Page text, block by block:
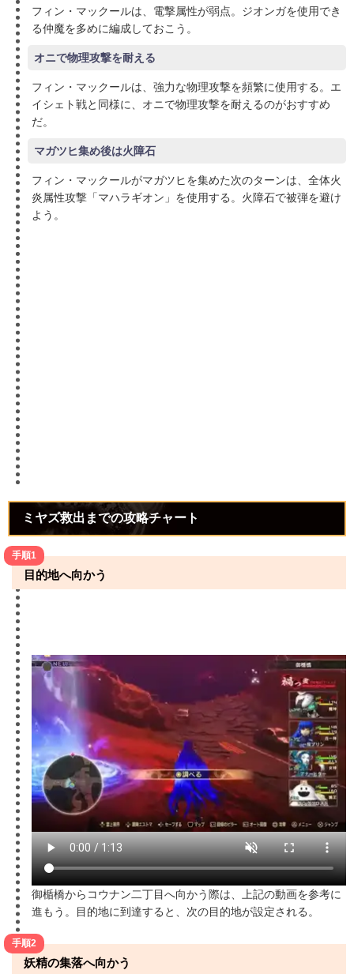
フィン・マックールは、電撃属性が弱点。ジオンガを使用でき
る仲魔を多めに編成しておこう。
オニで物理攻撃を耐える
フィン・マックールは、強力な物理攻撃を頻繁に使用する。エ
イシェト戦と同様に、オニで物理攻撃を耐えるのがおすすめ
だ。
マガツヒ集め後は火障石
フィン・マックールがマガツヒを集めた次のターンは、全体火
炎属性攻撃「マハラギオン」を使用する。火障石で被弾を避け
よう。
ミヤズ救出までの攻略チャート
目的地へ向かう
手順1
御楯橋からコウナン二丁目へ向かう際は、上記の動画を参考に
進もう。目的地に到達すると、次の目的地が設定される。
妖精の集落へ向かう
手順2